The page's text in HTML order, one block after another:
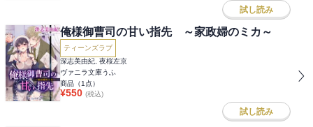
試し読み
俺様御曹司の甘い指先 ～家政婦のミカ～
ティーンズラブ
深志美由紀, 夜桜左京
ヴァニラ文庫うふ
商品（1 点）
¥550 (税込)
試し読み